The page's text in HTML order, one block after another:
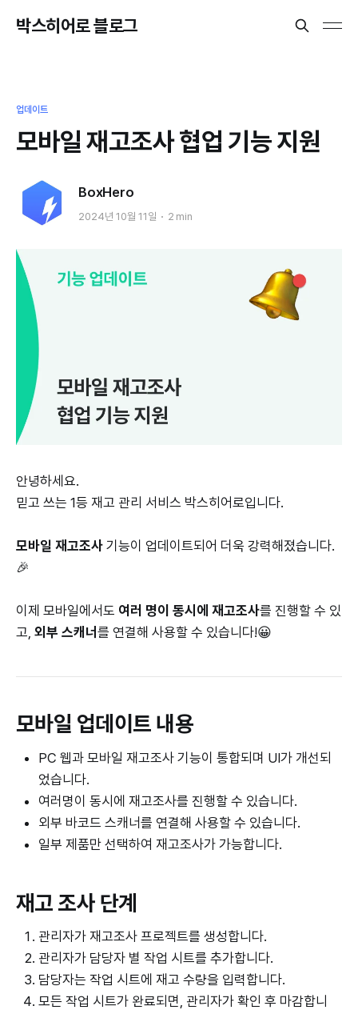
박스히어로 블로그
업데이트
모바일 재고조사 협업 기능 지원
BoxHero
2024년 10월 11일 2 min
안녕하세요.
믿고 쓰는 1등 재고 관리 서비스 박스히어로입니다.
모바일 재고조사 기능이 업데이트되어 더욱 강력해졌습니다.
🎉
이제 모바일에서도 여러 명이 동시에 재고조사를 진행할 수 있
고, 외부 스캐너 를 연결해 사용할 수 있습니다!😀
모바일 업데이트 내용
PC 웹과 모바일 재고조사 기능이 통합되며 UI가 개선되
었습니다.
여러명이 동시에 재고조사를 진행할 수 있습니다.
외부 바코드 스캐너를 연결해 사용할 수 있습니다.
일부 제품만 선택하여 재고조사가 가능합니다.
재고 조사 단계
관리자가 재고조사 프로젝트를 생성합니다.
관리자가 담당자 별 작업 시트를 추가합니다.
담당자는 작업 시트에 재고 수량을 입력합니다.
모든 작업 시트가 완료되면, 관리자가 확인 후 마감합니